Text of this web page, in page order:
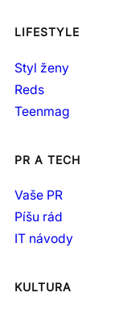
LIFESTYLE
Styl ženy
Reds
Teenmag
PR A TECH
Vaše PR
Píšu rád
IT návody
KULTURA